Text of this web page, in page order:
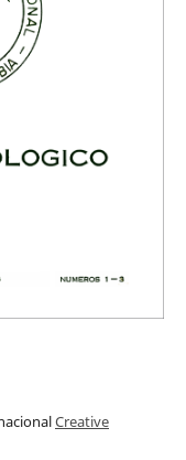
Creative